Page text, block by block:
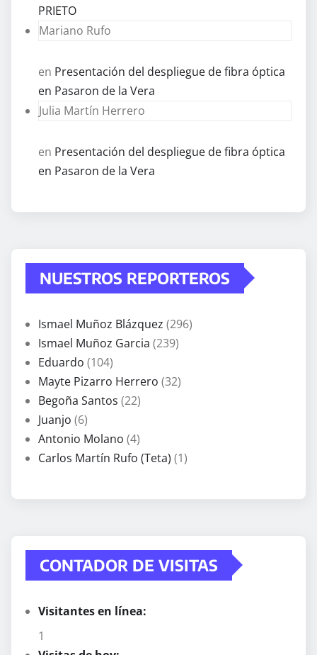
PRIETO
Mariano Rufo
en Presentación del despliegue de fibra óptica
en Pasaron de la Vera
Julia Martín Herrero
en Presentación del despliegue de fibra óptica
en Pasaron de la Vera
NUESTROS REPORTEROS
Ismael Muñoz Blázquez (296)
Ismael Muñoz Garcia (239)
Eduardo (104)
Mayte Pizarro Herrero (32)
Begoña Santos (22)
Juanjo (6)
Antonio Molano (4)
Carlos Martín Rufo (Teta) (1)
CONTADOR DE VISITAS
Visitantes en línea:
1